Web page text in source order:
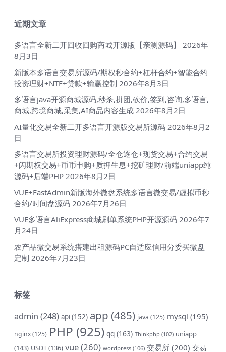
近期文章
多语言全新二开回收回购商城开源版【亲测源码】
2026年
8月3日
新版本多语言交易所源码/期权秒合约+杠杆合约+智能合约
投资理财+NTF+贷款+输赢控制 2026年8月3日
多语言java开源商城源码,秒杀,拼团,砍价,签到,咨询,多语言,
商城,跨境商城,采集,AI商品内容生成 2026年8月2日
AI量化交易全新二开多语言开源版交易所源码 2026年8月2
日
多语言交易所投资理财源码/全仓逐仓+现货交易+合约交易
+闪期权交易+币币申购+质押生息+挖矿理财/前端uniapp纯
源码+后端PHP 2026年8月2日
VUE+FastAdmin新版海外微盘系统多语言微交易/虚拟币秒
合约/时间盘源码 2026年7月26日
VUE多语言AliExpress商城刷单系统PHP开源源码 2026年7
月24日
农产品微交易系统搭建出租源码PC自适应信用分委买微盘
定制 2026年7月23日
标签
admin (248) api(152) app (485) java (125) mysql (195)
nginx(125) PHP (925) qq (163) Thinkphp (102) uniapp
(143) USDT(136) vue(260) wordpress (106) 交易所 (200) 交易